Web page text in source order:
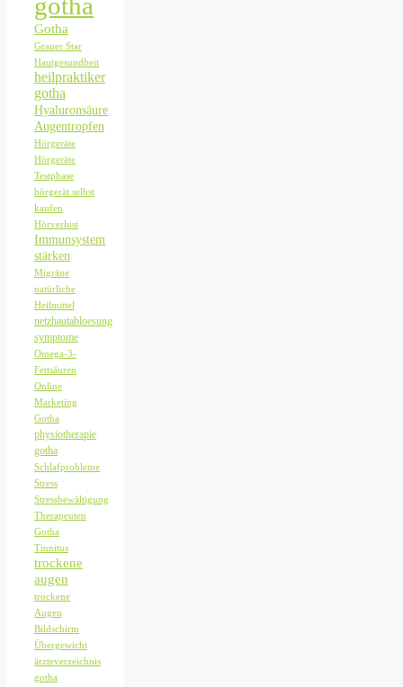
Gotha
Grauer Star
Hautgesundheit
heilpraktiker
gotha
Hyaluronsäure
Augentropfen
Hörgeräte
Hörgeräte
Testphase
hörgerät selbst
kaufen
Hörverlust
Immunsystem
stärken
Migräne
natürliche
Heilmittel
netzhautabloesung
symptome
Omega-3-
Fettsäuren
Online
Marketing
Gotha
physiotherapie
gotha
Schlafprobleme
Stress
Stressbewältigung
Therapeuten
Gotha
Tinnitus
trockene
augen
trockene
Augen
Bildschirm
Übergewicht
ärzteverzeichnis
gotha